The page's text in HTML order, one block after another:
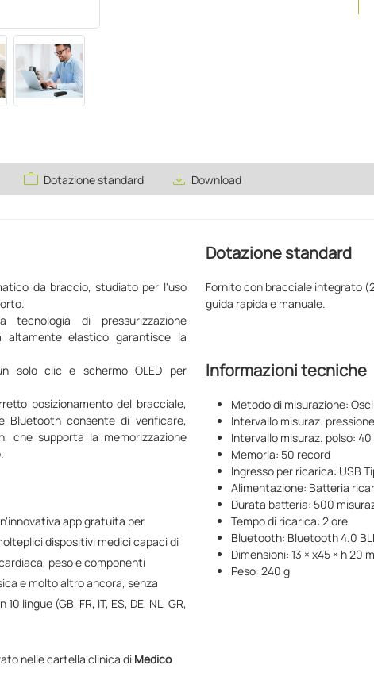
work Dotazione standard save_alt Download
da braccio, studiato per l'uso
tecnologia di pressurizzazione
altamente elastico garantisce la
solo clic e schermo OLED per
posizionamento del bracciale,
Bluetooth consente di verificare,
che supporta la memorizzazione
app gratuita per
dispositivi medici capaci di
peso e componenti
e molto altro ancora, senza
lingue (GB, FR, IT, ES, DE, NL, GR,
nelle cartella clinica di Medico
Dotazione standard
Fornito con bracciale integrato
guida rapida e manuale.
Informazioni tecniche
Metodo di misurazione:
Intervallo misuraz.
Intervallo misuraz. polso:
Memoria: 50 record
Ingresso per ricarica: USB
Alimentazione: Batteria
Durata batteria: 500
Tempo di ricarica: 2 ore
Bluetooth: Bluetooth 4.0
Dimensioni: 13 × x45 × h 20
Peso: 240 g